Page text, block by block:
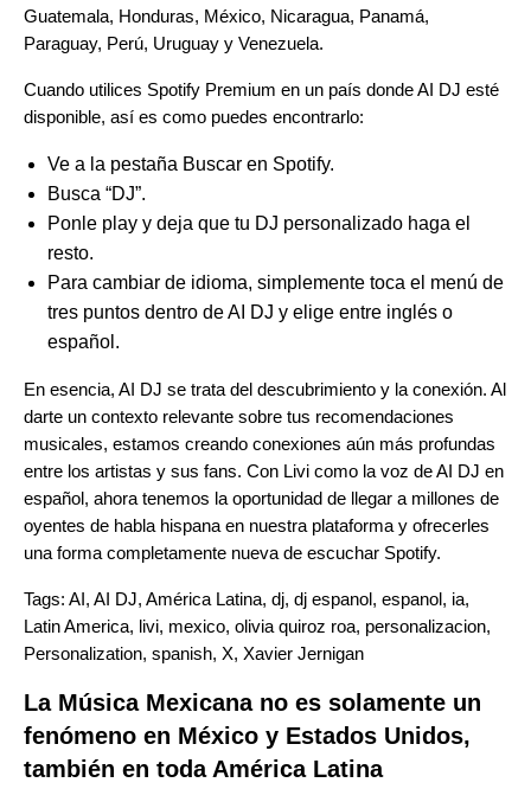
Guatemala, Honduras, México, Nicaragua, Panamá,
Paraguay, Perú, Uruguay y Venezuela.
Cuando utilices Spotify Premium en un país donde AI DJ esté
disponible, así es como puedes encontrarlo:
Ve a la pestaña Buscar en Spotify.
Busca “DJ”.
Ponle play y deja que tu DJ personalizado haga el
resto.
Para cambiar de idioma, simplemente toca el menú de
tres puntos dentro de AI DJ y elige entre inglés o
español.
En esencia, AI DJ se trata del descubrimiento y la conexión. Al
darte un contexto relevante sobre tus recomendaciones
musicales, estamos creando conexiones aún más profundas
entre los artistas y sus fans. Con Livi como la voz de AI DJ en
español, ahora tenemos la oportunidad de llegar a millones de
oyentes de habla hispana en nuestra plataforma y ofrecerles
una forma completamente nueva de escuchar Spotify.
Tags: AI, AI DJ, América Latina, dj, dj espanol, espanol, ia,
Latin America, livi, mexico, olivia quiroz roa, personalizacion,
Personalization, spanish, X, Xavier Jernigan
La Música Mexicana no es solamente un
fenómeno en México y Estados Unidos,
también en toda América Latina